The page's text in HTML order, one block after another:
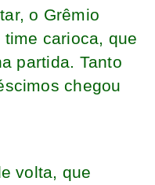
o Grêmio
carioca, que
partida. Tanto
chegou
volta, que